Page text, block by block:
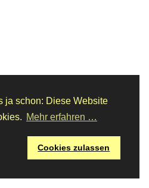
ja schon: Diese Website
Mehr erfahren …
Cookies zulassen